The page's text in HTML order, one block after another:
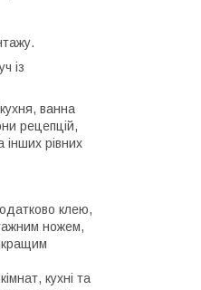
із
ванна
рецепцій,
інших рівних
клею,
ножем,
кухні та